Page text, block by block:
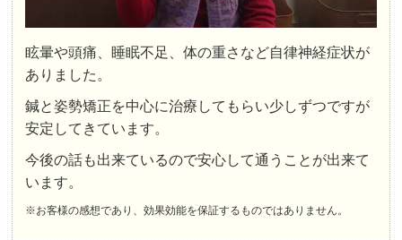
眩暈や頭痛、睡眠不足、体の重さなど自律神経症状が
ありました。
鍼と姿勢矯正を中心に治療してもらい少しずつですが
安定してきています。
今後の話も出来ているので安心して通うことが出来て
います。
※お客様の感想であり、効果効能を保証するものではありません。